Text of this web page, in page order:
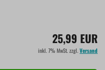
25,99 EUR
inkl. 7% MwSt. zzgl.Versand